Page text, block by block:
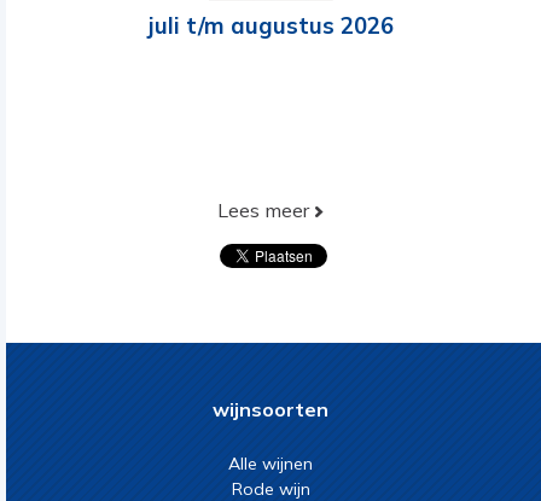
juli t/m augustus 2026
Lees meer
wijnsoorten
Alle wijnen
Rode wijn